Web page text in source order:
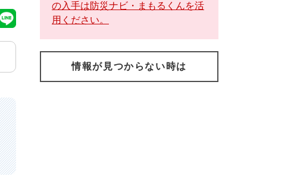
の入手は防災ナビ・まもるくんを活
用ください。
情報が見つからない時は